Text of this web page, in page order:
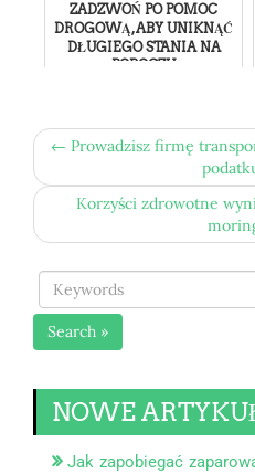
ZADZWOŃ PO POMOC
DROGOWĄ, ABY UNIKNĄĆ
DŁUGIEGO STANIA NA
POBOCZU
← Prowadzisz firmę
Korzyści zdrowotne
Search »
NOWE
Jak zapobiegać